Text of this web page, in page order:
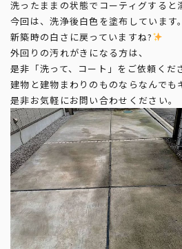
洗ったままの状態でコーティグすると
今回は、洗浄後白色を塗布しています。
新築時の白さに戻っていますね?
外回りの汚れがきになる方は、
是非「洗って、コート」をご依頼くだ
建物と建物まわりのものならなんでも
是非お気軽にお問い合わせください。